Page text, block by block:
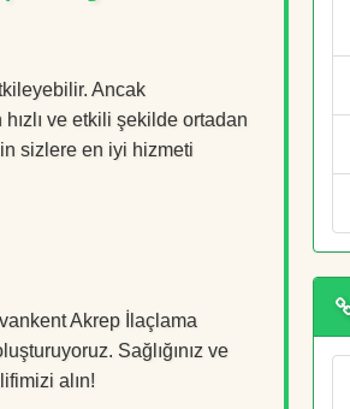
Ancak
ve etkili şekilde ortadan
sizlere en iyi hizmeti
Akrep İlaçlama
Sağlığınız ve
alın!